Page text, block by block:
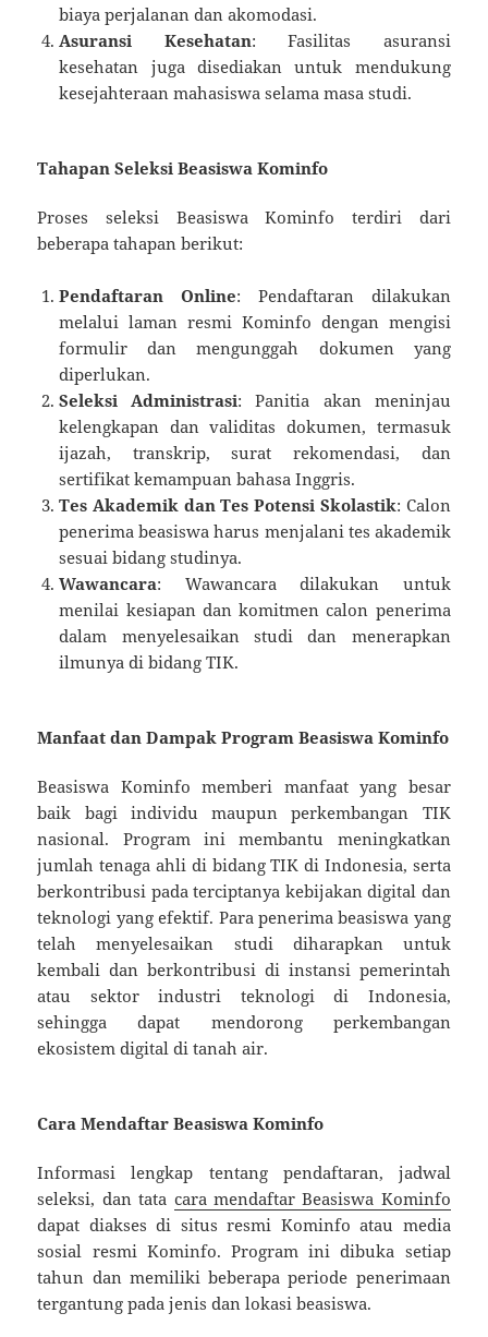
biaya perjalanan dan akomodasi.
Asuransi Kesehatan: Fasilitas asuransi
kesehatan juga disediakan untuk mendukung
kesejahteraan mahasiswa selama masa studi.
Tahapan Seleksi Beasiswa Kominfo
Proses seleksi Beasiswa Kominfo terdiri dari
beberapa tahapan berikut:
Pendaftaran Online: Pendaftaran dilakukan
melalui laman resmi Kominfo dengan mengisi
formulir dan mengunggah dokumen yang
diperlukan.
Seleksi Administrasi: Panitia akan meninjau
kelengkapan dan validitas dokumen, termasuk
ijazah, transkrip, surat rekomendasi, dan
sertifikat kemampuan bahasa Inggris.
Tes Akademik dan Tes Potensi Skolastik: Calon
penerima beasiswa harus menjalani tes akademik
sesuai bidang studinya.
Wawancara: Wawancara dilakukan untuk
menilai kesiapan dan komitmen calon penerima
dalam menyelesaikan studi dan menerapkan
ilmunya di bidang TIK.
Manfaat dan Dampak Program Beasiswa Kominfo
Beasiswa Kominfo memberi manfaat yang besar
baik bagi individu maupun perkembangan TIK
nasional. Program ini membantu meningkatkan
jumlah tenaga ahli di bidang TIK di Indonesia, serta
berkontribusi pada terciptanya kebijakan digital dan
teknologi yang efektif. Para penerima beasiswa yang
telah menyelesaikan studi diharapkan untuk
kembali dan berkontribusi di instansi pemerintah
atau sektor industri teknologi di Indonesia,
sehingga dapat mendorong perkembangan
ekosistem digital di tanah air.
Cara Mendaftar Beasiswa Kominfo
Informasi lengkap tentang pendaftaran, jadwal
seleksi, dan tata cara mendaftar Beasiswa Kominfo
dapat diakses di situs resmi Kominfo atau media
sosial resmi Kominfo. Program ini dibuka setiap
tahun dan memiliki beberapa periode penerimaan
tergantung pada jenis dan lokasi beasiswa.